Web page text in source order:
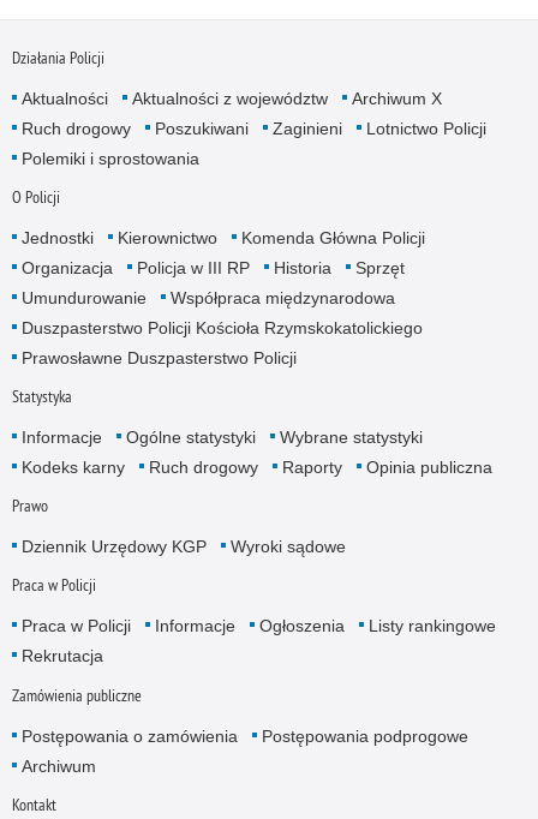
Działania Policji
Aktualności Aktualności z województw
Archiwum X
Ruch drogowy
Poszukiwani Zaginieni
Lotnictwo Policji
Polemiki i sprostowania
O Policji
Jednostki Kierownictwo
Komenda Główna Policji
Organizacja
Policja w III RP Historia
Sprzęt
Umundurowanie
Współpraca międzynarodowa
Duszpasterstwo Policji Kościoła Rzymskokatolickiego
Prawosławne Duszpasterstwo Policji
Statystyka
Informacje Ogólne statystyki
Wybrane statystyki
Kodeks karny
Ruch drogowy Raporty Opinia publiczna
Prawo
Dziennik Urzędowy KGP Wyroki sądowe
Praca w Policji
Praca w Policji Informacje Ogłoszenia
Listy rankingowe
Rekrutacja
Zamówienia publiczne
Postępowania o zamówienia
Postępowania podprogowe
Archiwum
Kontakt